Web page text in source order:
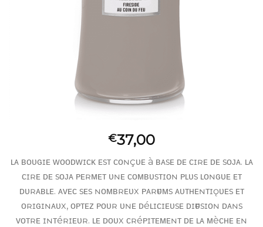
€37,00
ʟᴀ ʙᴏᴜɢɪᴇ ᴡᴏᴏᴅᴡɪᴄᴋ ᴇsᴛ ᴄᴏɴçᴜᴇ à ʙᴀsᴇ ᴅᴇ ᴄɪʀᴇ ᴅᴇ sᴏᴊᴀ. ʟᴀ
ᴄɪʀᴇ ᴅᴇ sᴏᴊᴀ ᴘᴇʀᴍᴇᴛ ᴜɴᴇ ᴄᴏᴍʙᴜsᴛɪᴏɴ ᴘʟᴜs ʟᴏɴɢᴜᴇ ᴇᴛ
ᴅᴜʀᴀʙʟᴇ. ᴀᴠᴇᴄ sᴇs ɴᴏᴍʙʀᴇᴜx ᴘᴀʀғᴜᴍs ᴀᴜᴛʜᴇɴᴛɪǫᴜᴇs ᴇᴛ
ᴏʀɪɢɪɴᴀᴜx, ᴏᴘᴛᴇᴢ ᴘᴏᴜʀ ᴜɴᴇ ᴅéʟɪᴄɪᴇᴜsᴇ ᴅɪғғᴜsɪᴏɴ ᴅᴀɴs
ᴠᴏᴛʀᴇ ɪɴᴛéʀɪᴇᴜʀ. ʟᴇ ᴅᴏᴜx ᴄʀéᴘɪᴛᴇᴍᴇɴᴛ ᴅᴇ ʟᴀ ᴍèᴄʜᴇ ᴇɴ